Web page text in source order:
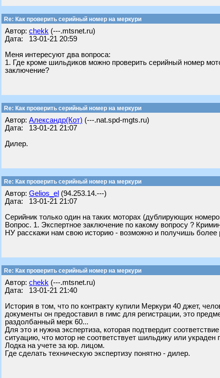
Re: Как проверить серийный номер на меркури
Автор: chekk (---.mtsnet.ru)
Дата: 13-01-21 20:59
Меня интересуют два вопроса:
1. Где кроме шильдиков можно проверить серийный номер
заключение?
Re: Как проверить серийный номер на меркури
Автор: Александр(Кот) (---.nat.spd-mgts.ru)
Дата: 13-01-21 21:07
Дилер.
Re: Как проверить серийный номер на меркури
Автор: Gelios_el (94.253.14.---)
Дата: 13-01-21 21:07
Серийник только один на таких моторах (дублирующих
Вопрос. 1. Экспертное заключение по какому вопросу ?
НУ расскажи нам свою историю - возможно и получишь более
Re: Как проверить серийный номер на меркури
Автор: chekk (---.mtsnet.ru)
Дата: 13-01-21 21:40
История в том, что по контракту купили Меркури 40 джет,
документы он предоставил в гимс для регистрации, это
раздолбанный мерк 60...
Для это и нужна экспертиза, которая подтвердит
ситуацию, что мотор не соответствует шильдику или украден
Лодка на учете за юр. лицом.
Где сделать техническую экспертизу понятно - дилер.